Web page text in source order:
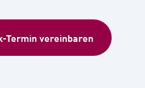
Termin vereinbaren